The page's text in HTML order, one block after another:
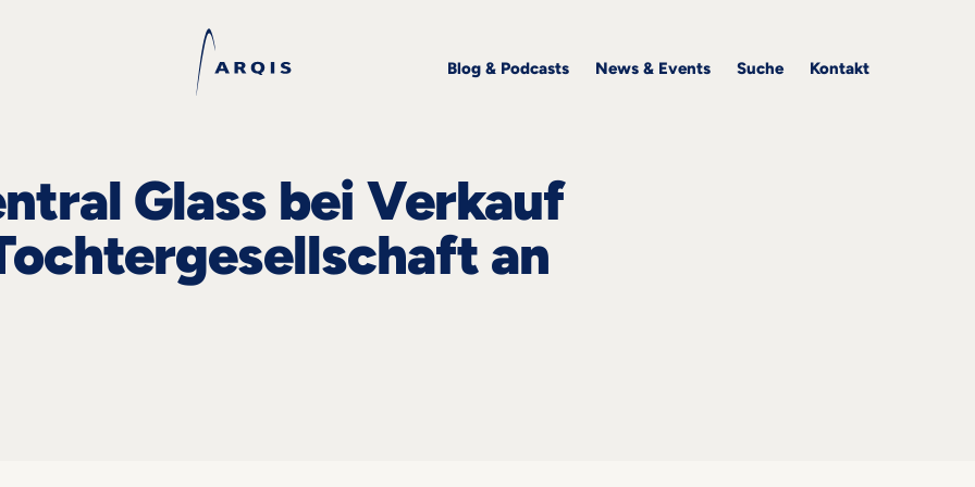
Blog & Podcasts News & Events Suche Kontakt
Glass bei Verkauf
an